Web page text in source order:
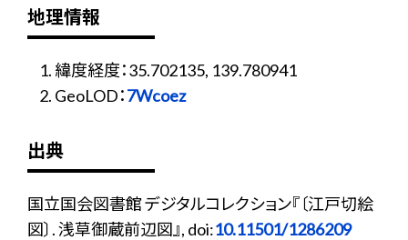
地理情報
緯度経度：35.702135, 139.780941
GeoLOD：7Wcoez
出典
国立国会図書館 デジタルコレクション『〔江戸切絵
図〕. 浅草御蔵前辺図』, doi:10.11501/1286209